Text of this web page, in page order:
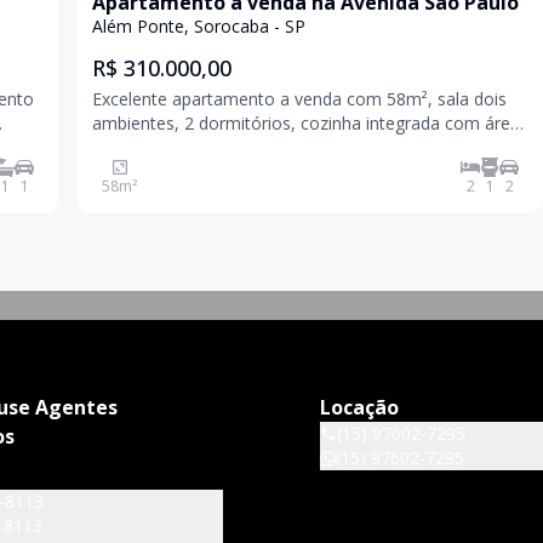
1 1
Além Ponte, Sorocaba - SP
R$ 310.000,00
Excelente apartamento a venda com 58m², sala dois
ambientes, 2 dormitórios, cozinha integrada com área
e livres. Imóvel com armários na cozinha, no banheiro
58m² 2 1 2
Agentes
Locação